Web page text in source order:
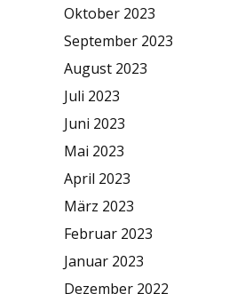
Oktober 2023
September 2023
August 2023
Juli 2023
Juni 2023
Mai 2023
April 2023
März 2023
Februar 2023
Januar 2023
Dezember 2022